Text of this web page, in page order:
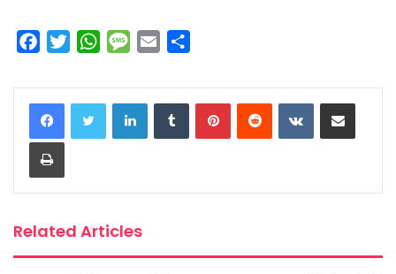
c
e
b
o
o
i
t
t
W
a
t
s
M
s
s
a
a
i
a
r
e
LinkedInTumblrPinterestReddit VKontakteShare via Email
Print
Related Articles